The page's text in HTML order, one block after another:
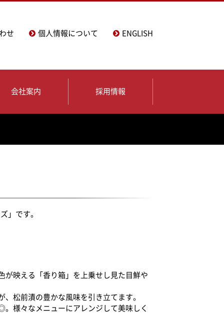
せ 個人情報について ENGLISH
会社案内 採用情報
」です。
が映える「香り箱」を上乗せし見た目鮮や
松前漬の豊かな風味を引き立てます。
様々なメニューにアレンジして美味しく